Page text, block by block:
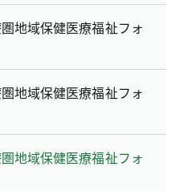
地域保健医療福祉フォ
地域保健医療福祉フォ
地域保健医療福祉フォ